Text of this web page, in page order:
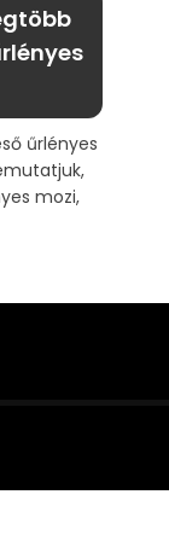
űrlényes
mozi,